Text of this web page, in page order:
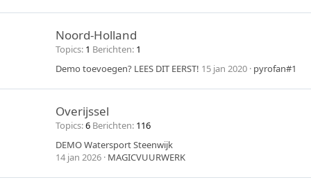
Noord-Holland
Topics 1 Berichten 1
Demo toevoegen? LEES DIT EERST! 15 jan 2020 pyrofan#1
Overijssel
Topics 6 Berichten 116
DEMO Watersport Steenwijk
14 jan 2026 MAGICVUURWERK